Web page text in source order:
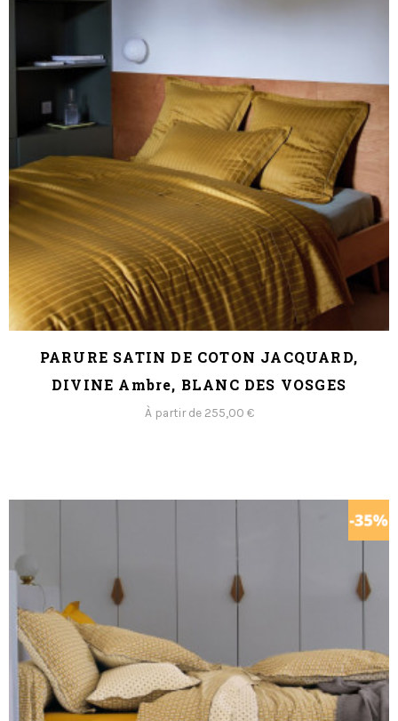
PARURE SATIN DE COTON JACQUARD,
DIVINE Ambre, BLANC DES VOSGES
À partir de 255,00 €